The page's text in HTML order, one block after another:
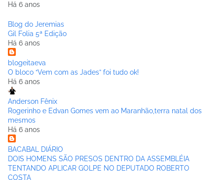
Há 6 anos
Blog do Jeremias
Gil Folia 5ª Edição
Há 6 anos
blogeitaeva
O bloco “Vem com as Jades” foi tudo ok!
Há 6 anos
Anderson Fênix
Rogerinho e Edvan Gomes vem ao Maranhão,terra natal dos
mesmos
Há 6 anos
BACABAL DIÁRIO
DOIS HOMENS SÃO PRESOS DENTRO DA ASSEMBLÉIA
TENTANDO APLICAR GOLPE NO DEPUTADO ROBERTO
COSTA